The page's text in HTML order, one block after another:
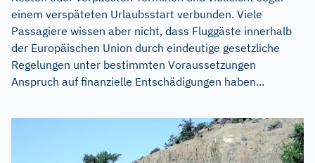
einem verspäteten Urlaubsstart verbunden. Viele
Passagiere wissen aber nicht, dass Fluggäste innerhalb
der Europäischen Union durch eindeutige gesetzliche
Regelungen unter bestimmten Voraussetzungen
Anspruch auf finanzielle Entschädigungen haben...